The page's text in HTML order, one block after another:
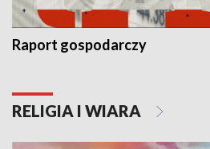
Raport gospodarczy
RELIGIA I WIARA